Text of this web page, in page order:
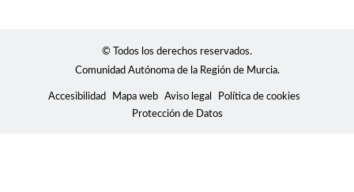
© Todos los derechos reservados.
Comunidad Autónoma de la Región de Murcia.
Accesibilidad Mapa web Aviso legal
Política de cookies
Protección de Datos